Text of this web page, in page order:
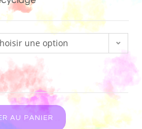
une option
AU PANIER